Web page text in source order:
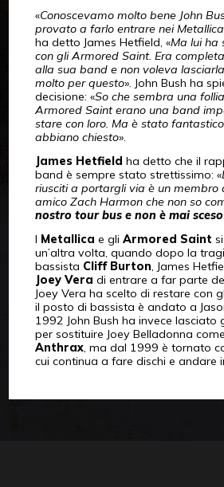
«Conoscevamo molto bene John
provato a farlo entrare nei
ha detto James Hetfield, «Ma lui ha
con gli Armored Saint. Era
alla sua band e non voleva
molto per questo». John Bush ha
decisione: «So che sembra una
Armored Saint erano una band
stare con loro. Ma è stato
abbiano chiesto».
James Hetfield ha detto che il
band è sempre stato strettissimo: «
riusciti a portargli via è un membro
amico Zach Harmon che non so
nostro tour bus e non è mai sceso
I Metallica e gli Armored Saint
un’altra volta, quando dopo la
bassista Cliff Burton, James
Joey Vera di entrare a far parte
Joey Vera ha scelto di restare con
il posto di bassista è andato a
1992 John Bush ha invece lasciato
per sostituire Joey Belladonna
Anthrax, ma dal 1999 è tornato
cui continua a fare dischi e andare